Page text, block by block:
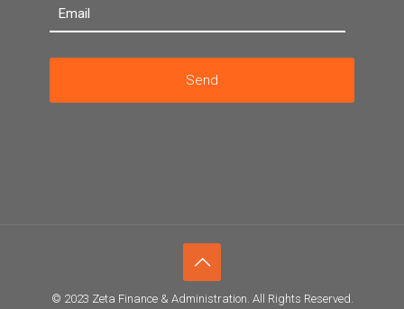
© 2023 Zeta Finance & Administration. All Rights Reserved.